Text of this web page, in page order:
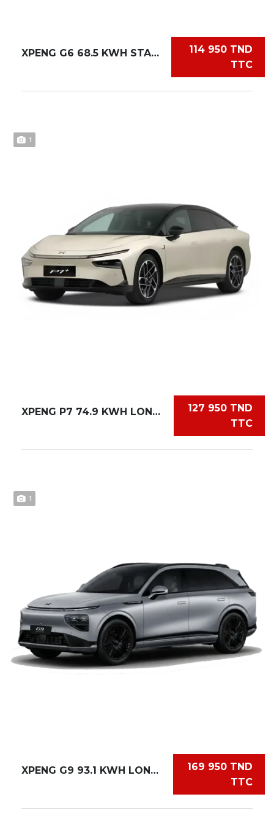
114 950 TND
TTC
XPENG G6 68.5 KWH STANDARD
1
127 950 TND
TTC
XPENG P7 74.9 KWH LONG RANGE
1
169 950 TND
TTC
XPENG G9 93.1 KWH LONG RANGE